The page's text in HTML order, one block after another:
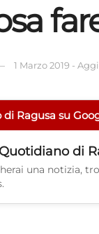
1 Marzo 2019 -
Ragusa su
Quotidiano di
una notizia,